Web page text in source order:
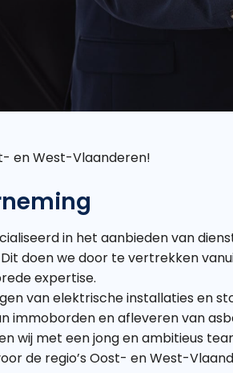
en West-Vlaanderen!
in het aanbieden van
doen we door te vertrekken
expertise.
van elektrische installaties en
immoborden en afleveren van
wij met een jong en ambitieus
de regio’s Oost- en West-